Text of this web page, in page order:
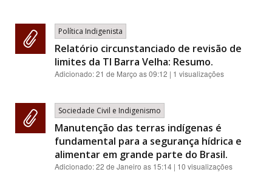
Política Indigenista
Relatório circunstanciado de revisão de
limites da TI Barra Velha: Resumo.
Adicionado:21 de Março as 09:12 | 1 visualizações
Sociedade Civil e Indigenismo
Manutenção das terras indígenas é
fundamental para a segurança hídrica e
alimentar em grande parte do Brasil.
Adicionado:22 de Janeiro as 15:14 | 10 visualizações